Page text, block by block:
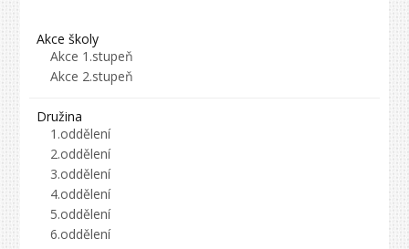
Akce školy
Akce 1.stupeň
Akce 2.stupeň
Družina
1.oddělení
2.oddělení
3.oddělení
4.oddělení
5.oddělení
6.oddělení